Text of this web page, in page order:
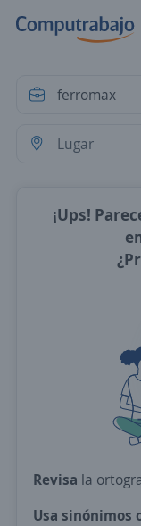
¡Ups!
Revisa la
Usa sinónimos